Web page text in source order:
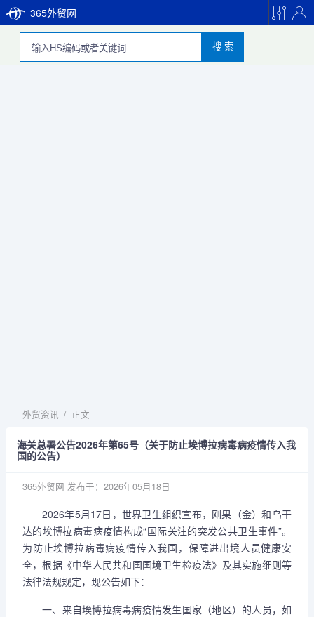
365外贸网
搜 索
外贸资讯 / 正文
海关总署公告2026年第65号（关于防止埃博拉病毒病疫情传入我
国的公告）
365外贸网 发布于：2026年05月18日
2026年5月17日，世界卫生组织宣布，刚果（金）和乌干
达的埃博拉病毒病疫情构成“国际关注的突发公共卫生事件”。
为防止埃博拉病毒病疫情传入我国，保障进出境人员健康安
全，根据《中华人民共和国国境卫生检疫法》及其实施细则等
法律法规规定，现公告如下：
一、来自埃博拉病毒病疫情发生国家（地区）的人员，如